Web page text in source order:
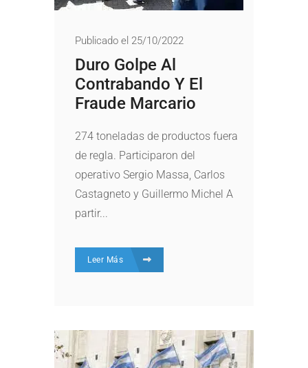
Publicado el 25/10/2022
Duro Golpe Al
Contrabando Y El
Fraude Marcario
274 toneladas de productos fuera
de regla. Participaron del
operativo Sergio Massa, Carlos
Castagneto y Guillermo Michel A
partir...
Leer Más